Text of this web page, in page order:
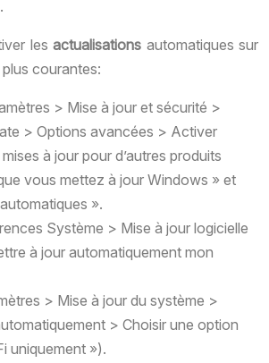
.
les actualisations automatiques sur
courantes:
> Mise à jour et sécurité >
> Options avancées > Activer
à jour pour d’autres produits
vous mettez à jour Windows » et
».
Système > Mise à jour logicielle
à jour automatiquement mon
> Mise à jour du système >
> Choisir une option
uniquement »).